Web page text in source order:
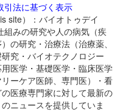
引法に基づく表示
site）：バイオトゥデイ
組みの研究や人の病気（疾
の研究・治療法（治療薬、
究・バイオテクノロジー
医学・基礎医学・臨床医学
ーケア医師、専門医）・看
医療専門家に対して最新の
ニュースを提供していま